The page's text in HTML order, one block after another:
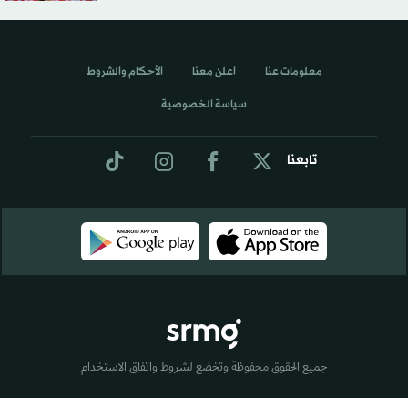
تابعنا
معلومات عنا اعلن معنا الأحكام والشروط
سياسة الخصوصية
جميع الحقوق محفوظة وتخضع لشروط واتفاق الاستخدام